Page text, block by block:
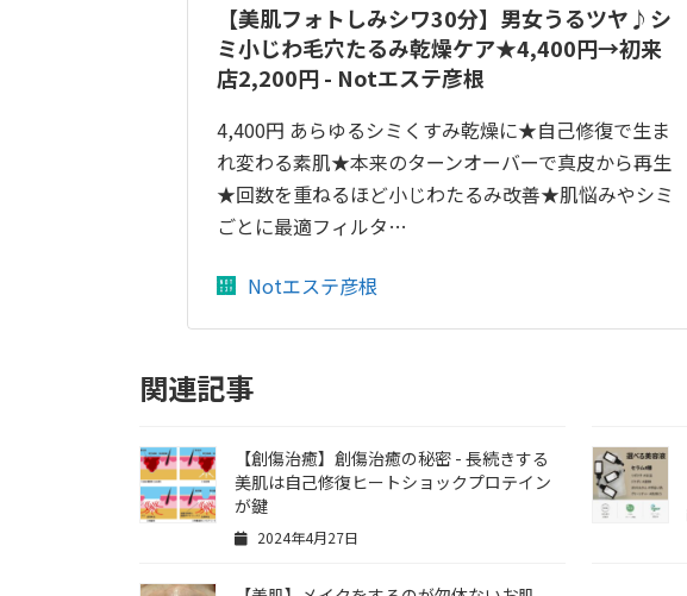
【美肌フォトしみシワ30分】男女うるツヤ♪シ
ミ小じわ毛穴たるみ乾燥ケア★4,400円→初来
店2,200円 - Notエステ彦根
4,400円 あらゆるシミくすみ乾燥に★自己修復で生ま
れ変わる素肌★本来のターンオーバーで真皮から再生
★回数を重ねるほど小じわたるみ改善★肌悩みやシミ
ごとに最適フィルタ…
Notエステ彦根
関連記事
【創傷治癒】創傷治癒の秘密 - 長続きする
美肌は自己修復ヒートショックプロテイン
が鍵
2024年4月27日